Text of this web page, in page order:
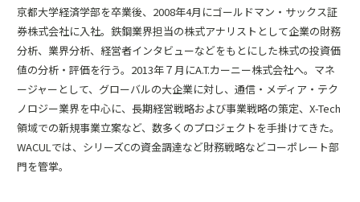
京都大学経済学部を卒業後、2008年4月にゴールドマン・サックス証
券株式会社に入社。鉄鋼業界担当の株式アナリストとして企業の財務
分析、業界分析、経営者インタビューなどをもとにした株式の投資価
値の分析・評価を行う。2013年７月にA.T.カーニー株式会社へ。マネ
ージャーとして、グローバルの大企業に対し、通信・メディア・テク
ノロジー業界を中心に、長期経営戦略および事業戦略の策定、X-Tech
領域での新規事業立案など、数多くのプロジェクトを手掛けてきた。
WACULでは、シリーズCの資金調達など財務戦略などコーポレート部
門を管掌。